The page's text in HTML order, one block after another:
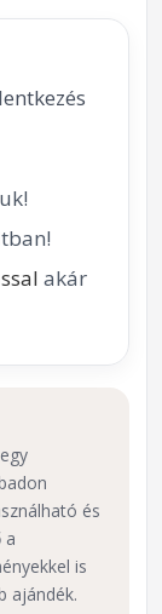
akár
és
a
is
ajándék.